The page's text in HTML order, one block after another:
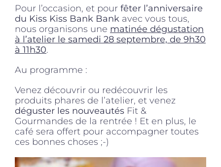
Pour l’occasion, et pour fêter l’anniversaire
du Kiss Kiss Bank Bank avec vous tous,
nous organisons une matinée dégustation
à l’atelier le samedi 28 septembre, de 9h30
à 11h30.
Au programme :
Venez découvrir ou redécouvrir les
produits phares de l’atelier, et venez
déguster les nouveautés Fit &
Gourmandes de la rentrée ! Et en plus, le
café sera offert pour accompagner toutes
ces bonnes choses ;-)